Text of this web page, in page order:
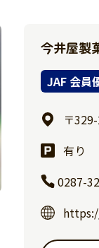
今井屋製
JAF 会員
〒
有り
0287-